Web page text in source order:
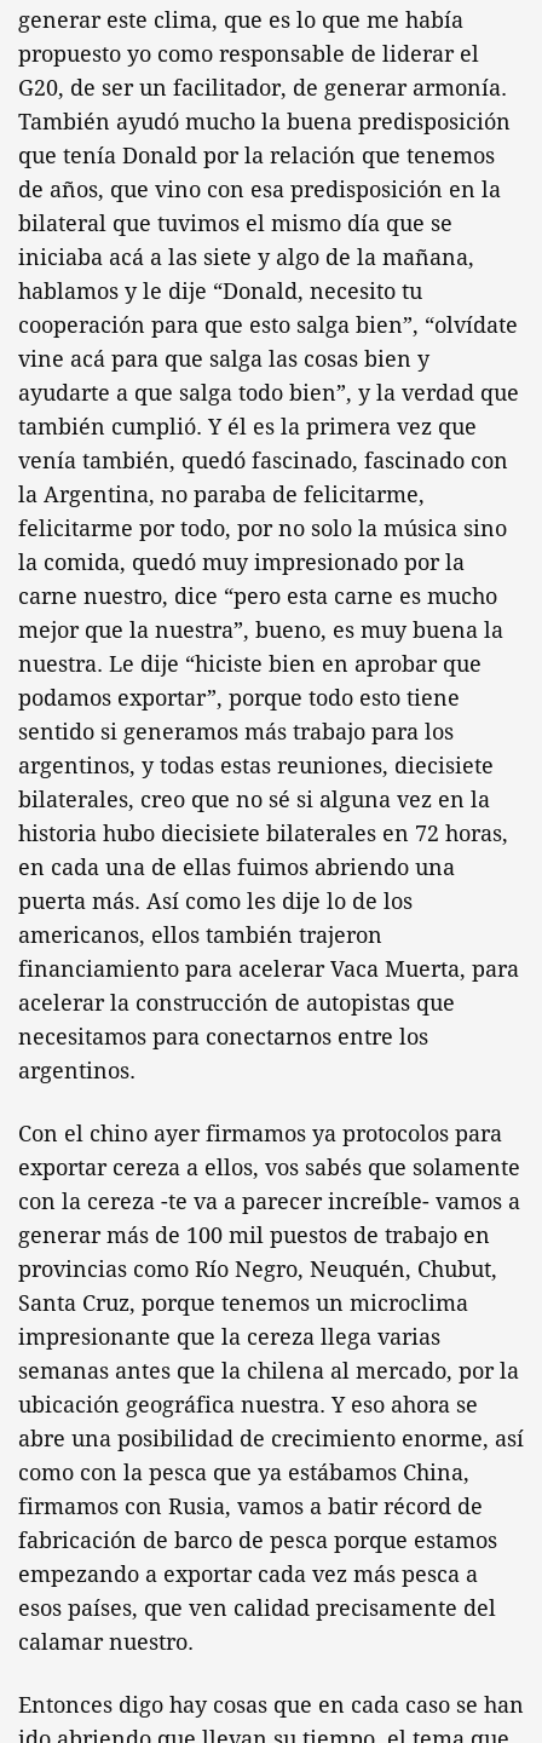
generar este clima, que es lo que me había
propuesto yo como responsable de liderar el
G20, de ser un facilitador, de generar armonía.
También ayudó mucho la buena predisposición
que tenía Donald por la relación que tenemos
de años, que vino con esa predisposición en la
bilateral que tuvimos el mismo día que se
iniciaba acá a las siete y algo de la mañana,
hablamos y le dije “Donald, necesito tu
cooperación para que esto salga bien”, “olvídate
vine acá para que salga las cosas bien y
ayudarte a que salga todo bien”, y la verdad que
también cumplió. Y él es la primera vez que
venía también, quedó fascinado, fascinado con
la Argentina, no paraba de felicitarme,
felicitarme por todo, por no solo la música sino
la comida, quedó muy impresionado por la
carne nuestro, dice “pero esta carne es mucho
mejor que la nuestra”, bueno, es muy buena la
nuestra. Le dije “hiciste bien en aprobar que
podamos exportar”, porque todo esto tiene
sentido si generamos más trabajo para los
argentinos, y todas estas reuniones, diecisiete
bilaterales, creo que no sé si alguna vez en la
historia hubo diecisiete bilaterales en 72 horas,
en cada una de ellas fuimos abriendo una
puerta más. Así como les dije lo de los
americanos, ellos también trajeron
financiamiento para acelerar Vaca Muerta, para
acelerar la construcción de autopistas que
necesitamos para conectarnos entre los
argentinos.
Con el chino ayer firmamos ya protocolos para
exportar cereza a ellos, vos sabés que solamente
con la cereza -te va a parecer increíble- vamos a
generar más de 100 mil puestos de trabajo en
provincias como Río Negro, Neuquén, Chubut,
Santa Cruz, porque tenemos un microclima
impresionante que la cereza llega varias
semanas antes que la chilena al mercado, por la
ubicación geográfica nuestra. Y eso ahora se
abre una posibilidad de crecimiento enorme, así
como con la pesca que ya estábamos China,
firmamos con Rusia, vamos a batir récord de
fabricación de barco de pesca porque estamos
empezando a exportar cada vez más pesca a
esos países, que ven calidad precisamente del
calamar nuestro.
Entonces digo hay cosas que en cada caso se han